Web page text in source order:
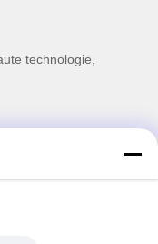
technologie,